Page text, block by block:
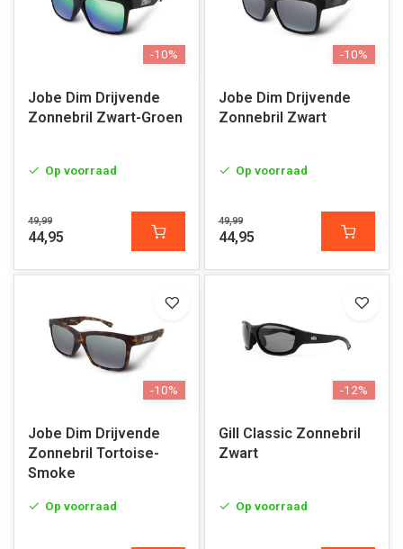
-10%
Jobe Dim Drijvende
Zonnebril Zwart-Groen
Op voorraad
49,99
44,95
-10%
Jobe Dim Drijvende
Zonnebril Zwart
Op voorraad
49,99
44,95
-10%
Jobe Dim Drijvende
Zonnebril Tortoise-
Smoke
Op voorraad
-12%
Gill Classic Zonnebril
Zwart
Op voorraad